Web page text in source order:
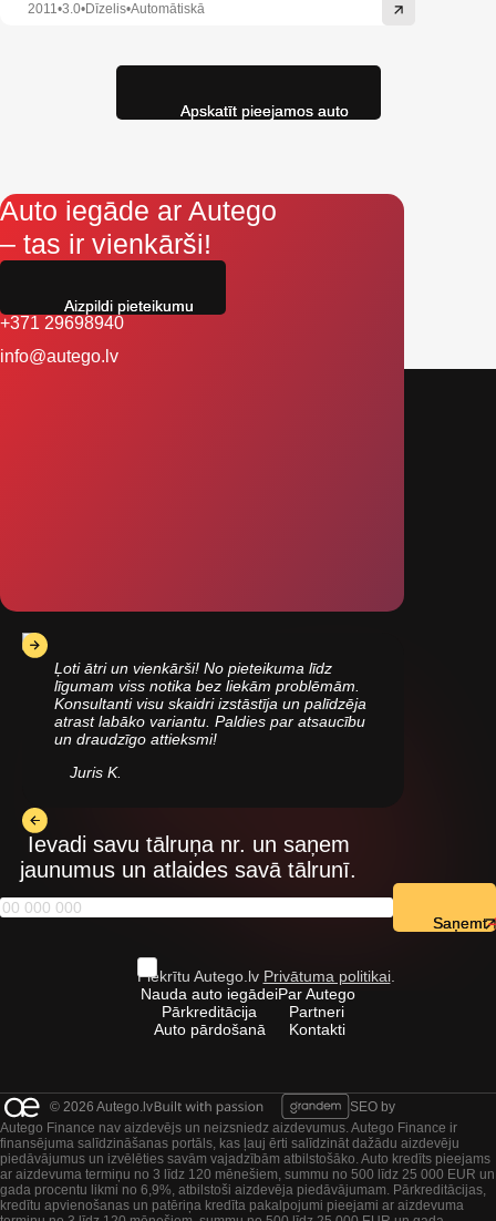
2011•3.0•Dīzelis•Automātiskā
Auto iegāde ar Autego
– tas ir vienkārši!
+371 29698940
info@autego.lv
Ļoti ātri un vienkārši! No pieteikuma līdz
līgumam viss notika bez liekām problēmām.
Konsultanti visu skaidri izstāstīja un palīdzēja
atrast labāko variantu. Paldies par atsaucību
un draudzīgo attieksmi!
Juris K.
Ievadi savu tālruņa nr. un saņem
jaunumus un atlaides savā tālrunī.
Piekrītu Autego.lv Privātuma politikai.
Nauda auto iegādei
Pārkreditācija
Auto pārdošanā
Par Autego
Partneri
Kontakti
© 2026 Autego.lv
SEO by
Autego Finance nav aizdevējs un neizsniedz aizdevumus. Autego Finance ir
finansējuma salīdzināšanas portāls, kas ļauj ērti salīdzināt dažādu aizdevēju
piedāvājumus un izvēlēties savām vajadzībām atbilstošāko. Auto kredīts pieejams
ar aizdevuma termiņu no 3 līdz 120 mēnešiem, summu no 500 līdz 25 000 EUR un
gada procentu likmi no 6,9%, atbilstoši aizdevēja piedāvājumam. Pārkreditācijas,
kredītu apvienošanas un patēriņa kredīta pakalpojumi pieejami ar aizdevuma